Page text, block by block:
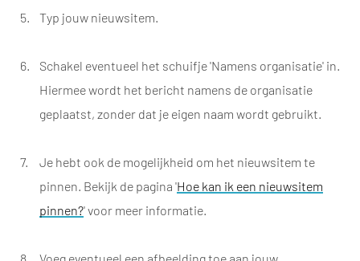
Typ jouw nieuwsitem.
​Schakel eventueel het schuifje 'Namens organisatie' in.
Hiermee wordt het bericht namens de organisatie
geplaatst, zonder dat je eigen naam wordt gebruikt.
Je hebt ook de mogelijkheid om het nieuwsitem te
pinnen. Bekijk de pagina 'Hoe kan ik een nieuwsitem
pinnen?' voor meer informatie.